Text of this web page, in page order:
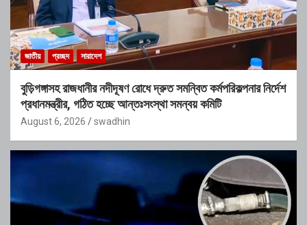
জাতীয় প্রচ্ছদ সারাদেশ
বুড়িগঙ্গাসহ রাজধানীর নদীদূষণ রোধে দ্রুত সমন্বিত কর্মপরিকল্পনার নির্দেশ
প্রধানমন্ত্রীর, গঠিত হচ্ছে আন্তঃসংস্থা সমন্বয় কমিটি
August 6, 2026 swadhin